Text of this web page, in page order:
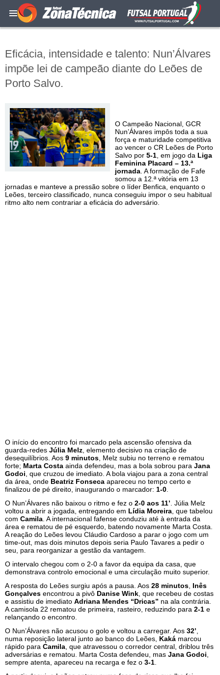
Eficácia, intensidade e talento: Nun’Álvares
impõe lei de campeão diante do Leões de
Porto Salvo.
O Campeão Nacional, GCR
Nun’Álvares impôs toda a sua
força e maturidade competitiva
ao vencer o CR Leões de Porto
Salvo por 5-1 , em jogo da Liga
Feminina Placard – 13.ª
jornada . A formação de Fafe
somou a 12.ª vitória em 13
jornadas e manteve a pressão sobre o líder Benfica, enquanto o
Leões, terceiro classificado, nunca conseguiu impor o seu habitual
ritmo alto nem contrariar a eficácia do adversário.
O início do encontro foi marcado pela ascensão ofensiva da
guarda-redes Júlia Melz , elemento decisivo na criação de
desequilíbrios. Aos 9 minutos , Melz subiu no terreno e rematou
forte; Marta Costa ainda defendeu, mas a bola sobrou para Jana
Godoi , que cruzou de imediato. A bola viajou para a zona central
da área, onde Beatriz Fonseca apareceu no tempo certo e
finalizou de pé direito, inaugurando o marcador: 1-0
O Nun’Álvares não baixou o ritmo e fez o 2-0 aos 11’ . Júlia Melz
voltou a abrir a jogada, entregando em Lídia Moreira , que tabelou
com Camila . A internacional fafense conduziu até à entrada da
área e rematou de pé esquerdo, batendo novamente Marta Costa.
A reação do Leões levou Cláudio Cardoso a parar o jogo com um
time-out, mas dois minutos depois seria Paulo Tavares a pedir o
seu, para reorganizar a gestão da vantagem.
O intervalo chegou com o 2-0 a favor da equipa da casa, que
demonstrava controlo emocional e uma circulação muito superior.
A resposta do Leões surgiu após a pausa. Aos 28 minutos Inês
Gonçalves encontrou a pivô Danise Wink , que recebeu de costas
e assistiu de imediato Adriana Mendes “Dricas” na ala contrária.
A camisola 22 rematou de primeira, rasteiro, reduzindo para 2-1 e
relançando o encontro.
O Nun’Álvares não acusou o golo e voltou a carregar. Aos 32’
numa reposição lateral junto ao banco do Leões, Kaká marcou
rápido para Camila , que atravessou o corredor central, driblou três
adversárias e rematou. Marta Costa defendeu, mas Jana Godoi
sempre atenta, apareceu na recarga e fez o 3-1